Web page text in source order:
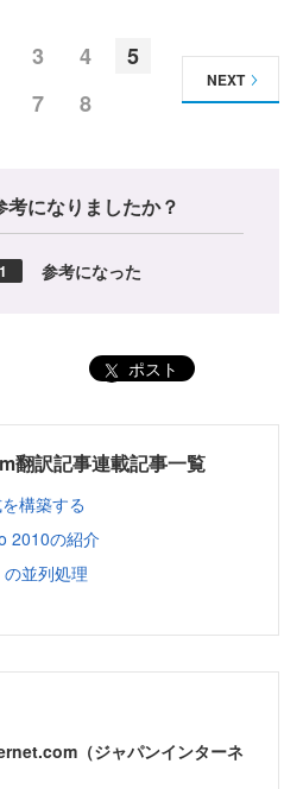
3 4
5
7 8
NEXT
考になりましたか？
1 参考になった
ポスト
翻訳記事連載記事一覧
構築する
2010の紹介
並列処理
（ジャパンインターネ